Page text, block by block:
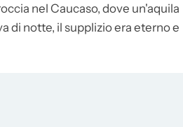
nel Caucaso, dove un'aquila
di notte, il supplizio era eterno e